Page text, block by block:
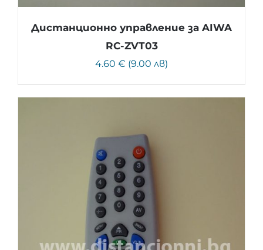
Дистанционно управление за AIWA
RC-ZVT03
4.60 € (9.00 лв)